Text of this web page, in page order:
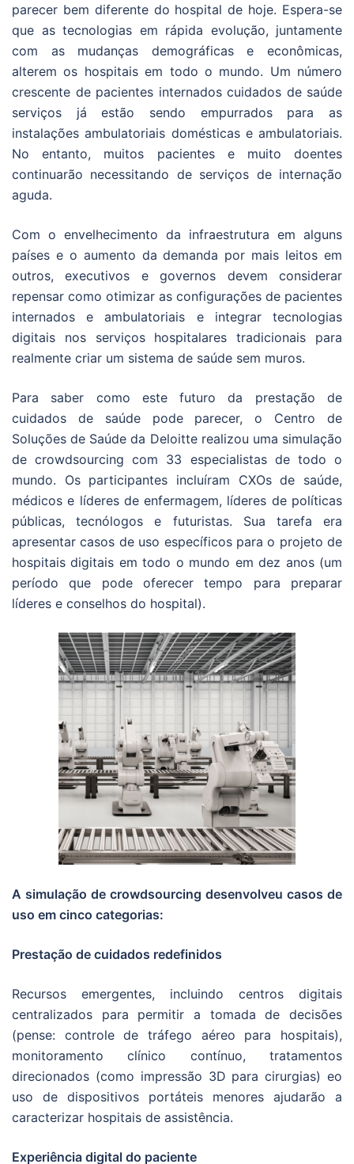
parecer bem diferente do hospital de hoje. Espera-se
que as tecnologias em rápida evolução, juntamente
com as mudanças demográficas e econômicas,
alterem os hospitais em todo o mundo. Um número
crescente de pacientes internados cuidados de saúde
serviços já estão sendo empurrados para as
instalações ambulatoriais domésticas e ambulatoriais.
No entanto, muitos pacientes e muito doentes
continuarão necessitando de serviços de internação
aguda.
Com o envelhecimento da infraestrutura em alguns
países e o aumento da demanda por mais leitos em
outros, executivos e governos devem considerar
repensar como otimizar as configurações de pacientes
internados e ambulatoriais e integrar tecnologias
digitais nos serviços hospitalares tradicionais para
realmente criar um sistema de saúde sem muros.
Para saber como este futuro da prestação de
cuidados de saúde pode parecer, o Centro de
Soluções de Saúde da Deloitte realizou uma simulação
de crowdsourcing com 33 especialistas de todo o
mundo. Os participantes incluíram CXOs de saúde,
médicos e líderes de enfermagem, líderes de políticas
públicas, tecnólogos e futuristas. Sua tarefa era
apresentar casos de uso específicos para o projeto de
hospitais digitais em todo o mundo em dez anos (um
período que pode oferecer tempo para preparar
líderes e conselhos do hospital).
A simulação de crowdsourcing desenvolveu casos de
uso em cinco categorias:
Prestação de cuidados redefinidos
Recursos emergentes, incluindo centros digitais
centralizados para permitir a tomada de decisões
(pense: controle de tráfego aéreo para hospitais),
monitoramento clínico contínuo, tratamentos
direcionados (como impressão 3D para cirurgias) eo
uso de dispositivos portáteis menores ajudarão a
caracterizar hospitais de assistência.
Experiência digital do paciente